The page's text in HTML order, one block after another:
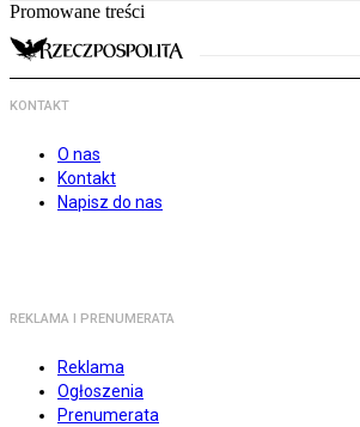
Promowane treści
KONTAKT
O nas
Kontakt
Napisz do nas
REKLAMA I PRENUMERATA
Reklama
Ogłoszenia
Prenumerata